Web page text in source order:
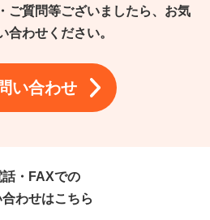
ご質問等ございましたら、お気
合わせください。
い合わせ
話・FAXでの
わせはこちら